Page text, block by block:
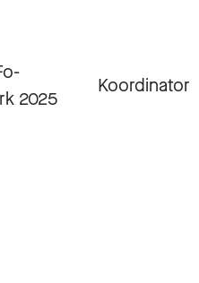
2025
Koordinator